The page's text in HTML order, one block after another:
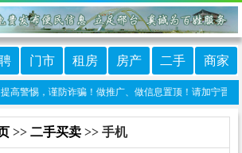
门市 租房 房产 二手 商家
警惕，谨防诈骗！做推广、做信息置顶！请加宁晋123
>> 二手买卖 >> 手机